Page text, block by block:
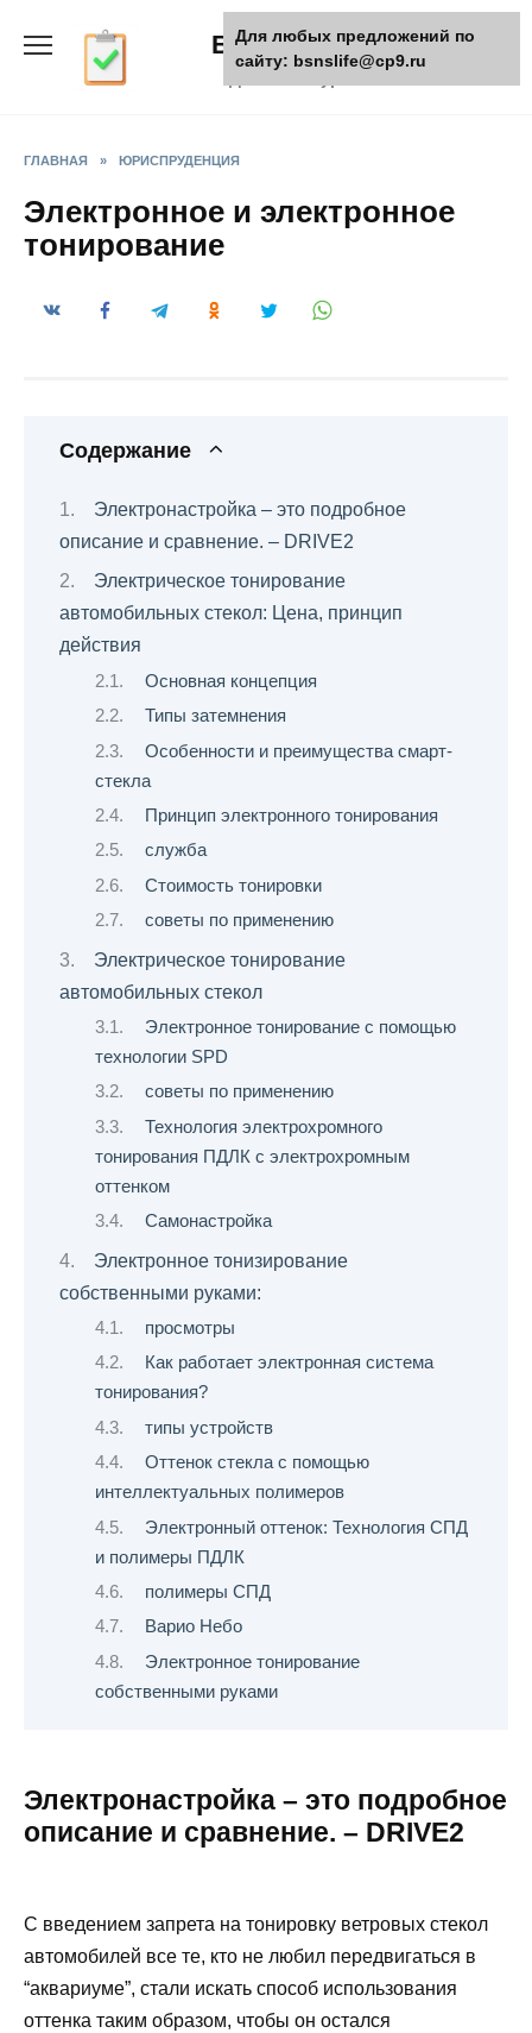
БизнесЖизнь
ГЛАВНАЯ » ЮРИСПРУДЕНЦИЯ
Электронное и электронное
тонирование
Содержание
Электронастройка – это подробное
описание и сравнение. – DRIVE2
Электрическое тонирование
автомобильных стекол: Цена, принцип
действия
Основная концепция
Типы затемнения
Особенности и преимущества смарт-
стекла
Принцип электронного тонирования
служба
Стоимость тонировки
советы по применению
Электрическое тонирование
автомобильных стекол
Электронное тонирование с помощью
технологии SPD
советы по применению
Технология электрохромного
тонирования ПДЛК с электрохромным
оттенком
Самонастройка
Электронное тонизирование
собственными руками:
просмотры
Как работает электронная система
тонирования?
типы устройств
Оттенок стекла с помощью
интеллектуальных полимеров
Электронный оттенок: Технология СПД
и полимеры ПДЛК
полимеры СПД
Варио Небо
Электронное тонирование
собственными руками
Электронастройка – это подробное
описание и сравнение. – DRIVE2
С введением запрета на тонировку ветровых стекол
автомобилей все те, кто не любил передвигаться в
“аквариуме”, стали искать способ использования
оттенка таким образом, чтобы он остался
Для любых предложений по
сайту: bsnslife@cp9.ru